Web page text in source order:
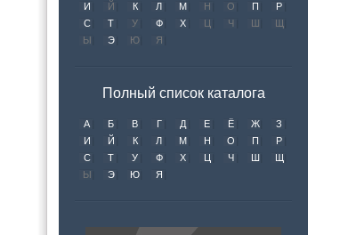
И
Й К Л М Н О П
Р
С
Т У Ф Х Ц Ч Ш
Щ
Ы
Э Ю Я
Полный список каталога
А Б В Г Д Е Ё Ж
З
И
Й К Л М Н О П
Р
С
Т У Ф Х Ц Ч Ш
Щ
Ы
Э Ю Я